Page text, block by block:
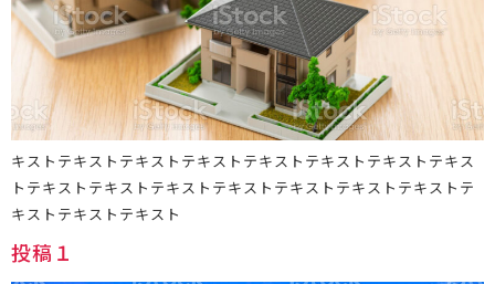
キストテキストテキストテキストテキストテキストテキストテキス
トテキストテキストテキストテキストテキストテキストテキストテ
キストテキストテキスト
投稿１